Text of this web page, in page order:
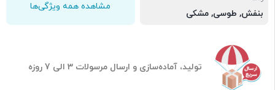
بنفش, طوسی, مشکی
مشاهده همه ویژگی‌ها
تولید، آماده‌سازی و ارسال مرسولات 3 الی 7 روزه